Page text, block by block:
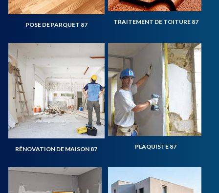
POSE DE PARQUET 87 TRAITEMENT DE TOITURE 87
RÉNOVATION DE MAISON 87 PLAQUISTE 87